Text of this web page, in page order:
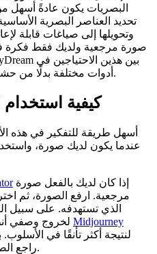
البصريات يكون عادةً أسهل
وتحويلها إلى صياغات قابلة
صورة مرجعية ولديك فقط فكرة
أدوات مختلفة بدلًا من حشر كل شيء في صندوق واحد عام.
كيفية
أسهل طريقة للتفكير في هذه
عندما يكون لديك صورة،
إذا كان لديك بالفعل صورة
مرجعية. ارفع الصورة، ثم
الذي تستهدفه. على سبيل
Midjourney
راجع الصياغة، انسخها، وعدّلها عند الحاجة.